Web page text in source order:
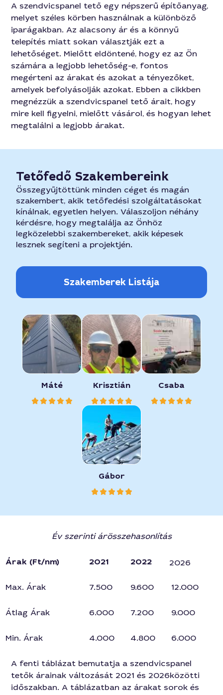
A szendvicspanel tető egy népszerű építőanyag,
melyet széles körben használnak a különböző
iparágakban. Az alacsony ár és a könnyű
telepítés miatt sokan választják ezt a
lehetőséget. Mielőtt eldöntené, hogy ez az Ön
számára a legjobb lehetőség-e, fontos
megérteni az árakat és azokat a tényezőket,
amelyek befolyásolják azokat. Ebben a cikkben
megnézzük a szendvicspanel tető árait, hogy
mire kell figyelni, mielőtt vásárol, és hogyan lehet
megtalálni a legjobb árakat.
Tetőfedő Szakembereink
Összegyűjtöttünk minden céget és magán
szakembert, akik tetőfedési szolgáltatásokat
kínálnak, egyetlen helyen. Válaszoljon néhány
kérdésre, hogy megtalálja az Önhöz
legközelebbi szakembereket, akik képesek
lesznek segíteni a projektjén.
Szakemberek Listája
Máté Krisztián Csaba
Gábor
Év szerinti árösszehasonlítás
Árak (Ft/nm) 2021 2022 2026
Max. Árak 7.500 9.600 12.000
Átlag Árak 6.000 7.200 9.000
Min. Árak 4.000 4.800 6.000
A fenti táblázat bemutatja a szendvicspanel
tetők árainak változását 2021 és 2026közötti
időszakban. A táblázatban az árakat sorok és